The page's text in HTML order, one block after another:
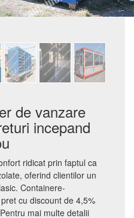
de vanzare
incepand
ridicat prin faptul ca
oferind clientilor un
Containere-
cu discount de 4,5%
mai multe detalii